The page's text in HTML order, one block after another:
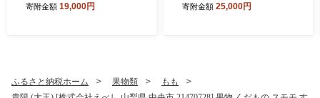
ツ デザート お菓子 おかし お
寄附金額 19,000円
なし 山梨県 中央市 送料無料
寄附金額 25,000円
ふるさと納税ホーム 果物類
もも